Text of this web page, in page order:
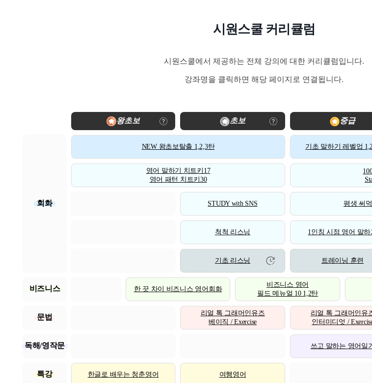
시원스쿨 커리큘럼
시원스쿨에서 제공하는 전체 강의에 대한 커리큘럼입니다.
강좌명을 클릭하면 해당 페이지로 연결됩니다.
왕초보 초보 중급
회화
NEW 왕초보탈출 1,2,3탄 기초 말하기 레벨업
영어 말하기 치트키17
영어 패턴 치트키30
STUDY with SNS 평생 써
척척 리스닝 1인칭 시점 영어 말하
기초 리스닝 트레이닝 훈련
비즈니스 한 끗 차이 비즈니스 영어회화
비즈니스 영어
필드 메뉴얼 10 1,2탄
문법
리얼 톡 그래머인유즈
베이직 / Exercise
리얼 톡 그래머인유
인터미디엇 /
독해/영작문 쓰고 말하는 영어일기
특강 한글로 배우는 청춘영어 여행영어